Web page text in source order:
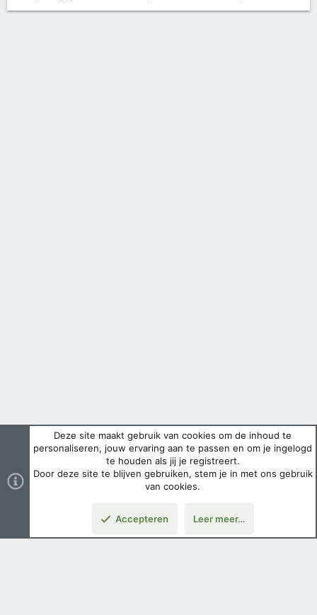
Deze site maakt gebruik van cookies om de inhoud te
personaliseren, jouw ervaring aan te passen en om je ingelogd
te houden als jij je registreert.
Door deze site te blijven gebruiken, stem je in met ons gebruik
van cookies.
Accepteren Leer meer…